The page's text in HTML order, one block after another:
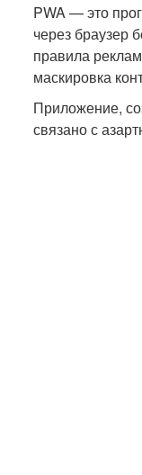
PWA — это
через браузер
правила
маскировка
Приложение,
связано с